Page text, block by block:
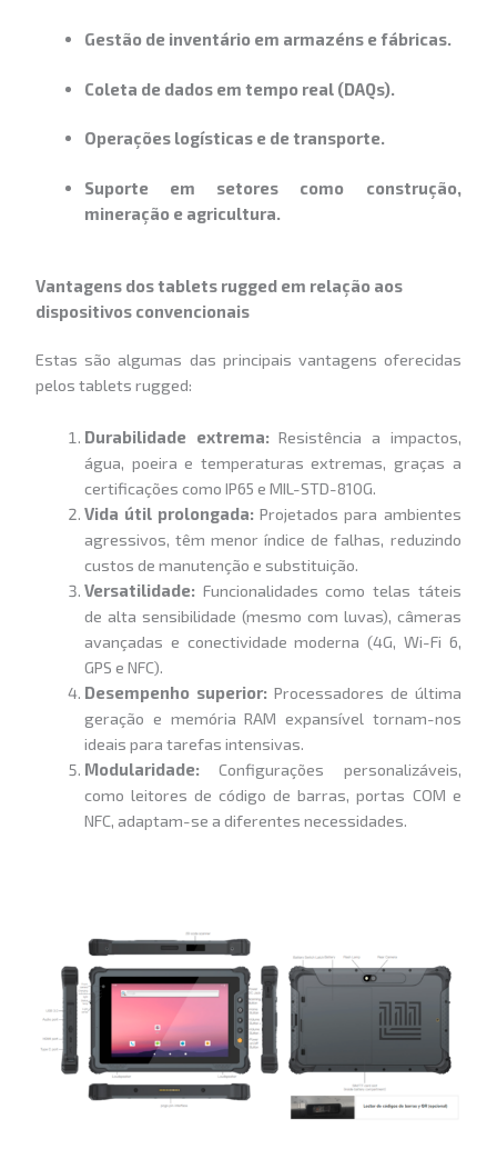
Gestão de inventário em armazéns e fábricas.
Coleta de dados em tempo real (DAQs).
Operações logísticas e de transporte.
Suporte em setores como construção,
mineração e agricultura.
Vantagens dos tablets rugged em relação aos
dispositivos convencionais
Estas são algumas das principais vantagens oferecidas
pelos tablets rugged:
Durabilidade extrema:Resistência a impactos,
água, poeira e temperaturas extremas, graças a
certificações como IP65 e MIL-STD-810G.
Vida útil prolongada: Projetados para ambientes
agressivos, têm menor índice de falhas, reduzindo
custos de manutenção e substituição.
Versatilidade: Funcionalidades como telas táteis
de alta sensibilidade (mesmo com luvas), câmeras
avançadas e conectividade moderna (4G, Wi-Fi 6,
GPS e NFC).
Desempenho superior: Processadores de última
geração e memória RAM expansível tornam-nos
ideais para tarefas intensivas.
Modularidade: Configurações personalizáveis,
como leitores de código de barras, portas COM e
NFC, adaptam-se a diferentes necessidades.